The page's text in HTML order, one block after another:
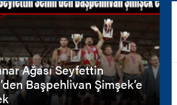
Ağası Seyfettin
Başpehlivan Şimşek’e